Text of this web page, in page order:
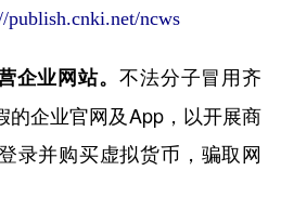
publish.cnki.net/ncws
企业网站。 不法分子冒用齐
的企业官网及App，以开展商
录并购买虚拟货币，骗取网